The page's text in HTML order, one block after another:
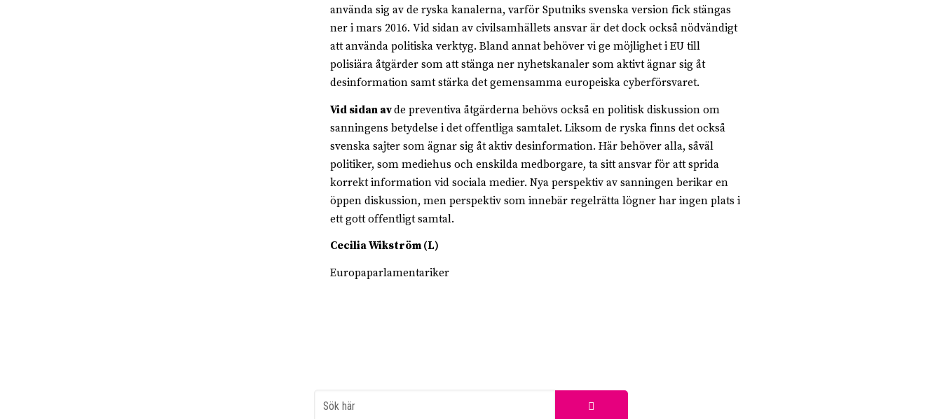
använda sig av de ryska kanalerna, varför Sputniks svenska version fick stängas
ner i mars 2016. Vid sidan av civilsamhällets ansvar är det dock också nödvändigt
att använda politiska verktyg. Bland annat behöver vi ge möjlighet i EU till
polisiära åtgärder som att stänga ner nyhetskanaler som aktivt ägnar sig åt
desinformation samt stärka det gemensamma europeiska cyberförsvaret.
Vid sidan avde preventiva åtgärderna behövs också en politisk diskussion om
sanningens betydelse i det offentliga samtalet. Liksom de ryska finns det också
svenska sajter som ägnar sig åt aktiv desinformation. Här behöver alla, såväl
politiker, som mediehus och enskilda medborgare, ta sitt ansvar för att sprida
korrekt information vid sociala medier. Nya perspektiv av sanningen berikar en
öppen diskussion, men perspektiv som innebär regelrätta lögner har ingen plats i
ett gott offentligt samtal.
Cecilia Wikström (L)
Europaparlamentariker